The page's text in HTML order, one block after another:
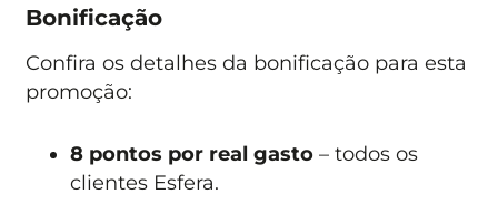
Bonificação
Confira os detalhes da bonificação para esta
promoção:
8 pontos por real gasto – todos os
clientes Esfera.